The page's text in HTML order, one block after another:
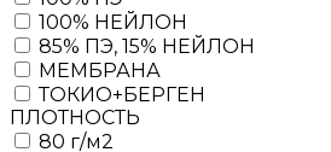
100% НЕЙЛОН
85% ПЭ, 15% НЕЙЛОН
МЕМБРАНА
ТОКИО+БЕРГЕН
ПЛОТНОСТЬ
80 г/м2